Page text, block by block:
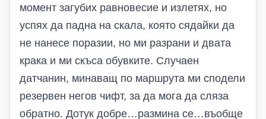
момент загубих равновесие и излетях, но
успях да падна на скала, която сядайки да
не нанесе поразии, но ми разрани и двата
крака и ми скъса обувките. Случаен
датчанин, минаващ по маршрута ми сподели
резервен негов чифт, за да мога да сляза
обратно. Дотук добре…размина се…въобще